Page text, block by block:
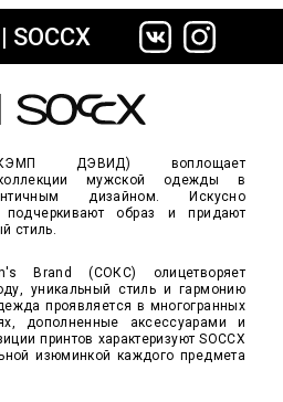
сайте СДЭК
SOCCX
ДЭВИД) воплощает
коллекции мужской одежды в
дизайном. Искусно
подчеркивают образ и придают
стиль.
Brand (СОКС) олицетворяет
уникальный стиль и гармонию
проявляется в многогранных
дополненные аксессуарами и
принтов характеризуют SOCCX
изюминкой каждого предмета